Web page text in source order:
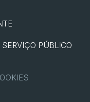
PÚBLICO